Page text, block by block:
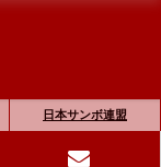
日本サンボ連盟